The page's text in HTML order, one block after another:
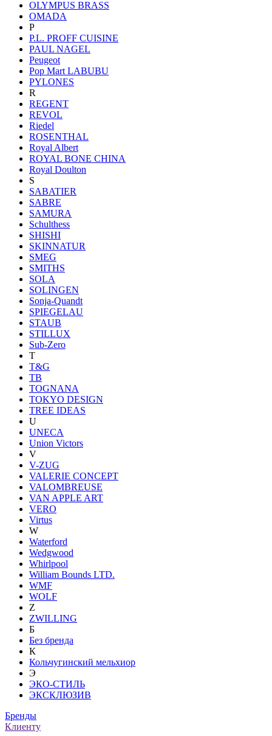
OLYMPUS BRASS
OMADA
P
P.L. PROFF CUISINE
PAUL NAGEL
Peugeot
Pop Mart LABUBU
PYLONES
R
REGENT
REVOL
Riedel
ROSENTHAL
Royal Albert
ROYAL BONE CHINA
Royal Doulton
S
SABATIER
SABRE
SAMURA
Schulthess
SHISHI
SKINNATUR
SMEG
SMITHS
SOLA
SOLINGEN
Sonja-Quandt
SPIEGELAU
STAUB
STILLUX
Sub-Zero
T
T&G
TB
TOGNANA
TOKYO DESIGN
TREE IDEAS
U
UNECA
Union Victors
V
V-ZUG
VALERIE CONCEPT
VALOMBREUSE
VAN APPLE ART
VERO
Virtus
W
Waterford
Wedgwood
Whirlpool
William Bounds LTD.
WMF
WOLF
Z
ZWILLING
Б
Без бренда
К
Кольчугинский мельхиор
Э
ЭКО-СТИЛЬ
ЭКСКЛЮЗИВ
Бренды
Клиенту